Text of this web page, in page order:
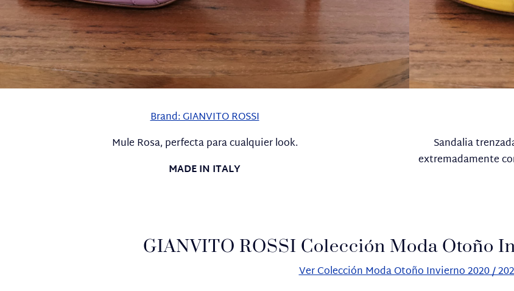
Brand: GIANVITO ROSSI
Mule Rosa, perfecta para cualquier look.
MADE IN ITALY
Sandalia
extremadamente
GIANVITO ROSSI Colección Moda Otoño
Ver Colección Moda Otoño Invierno 2020 /